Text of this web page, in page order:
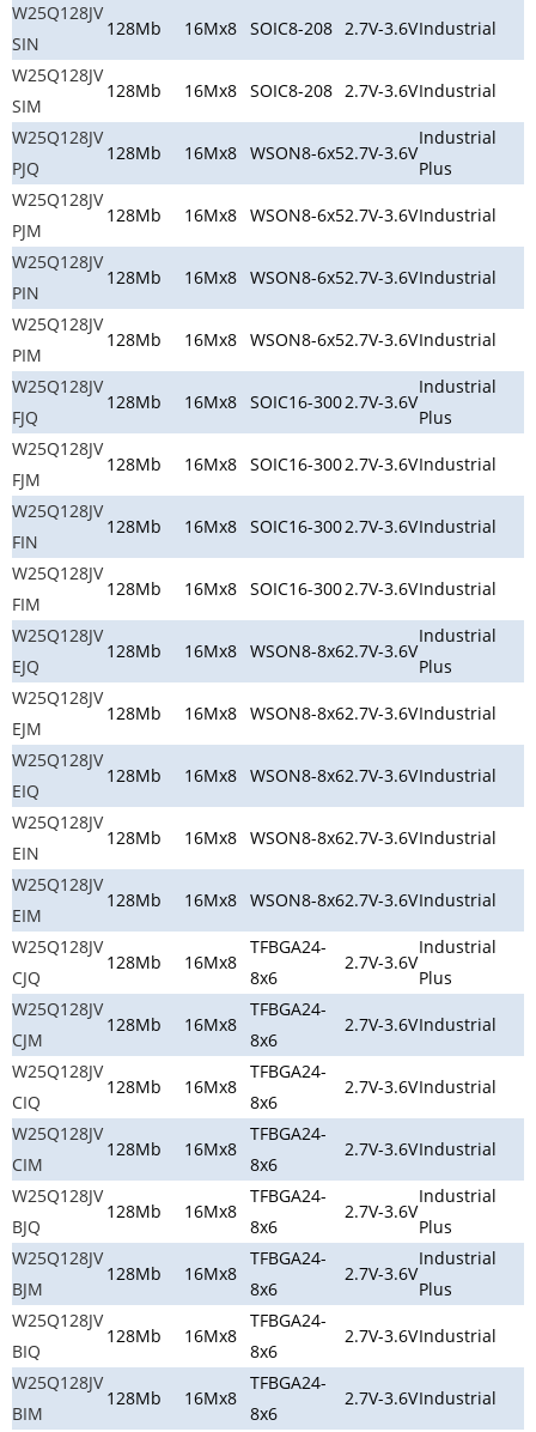
W25Q128JV
SIN
128Mb 16Mx8 SOIC8-208 2.7V-3.6VIndustrial
W25Q128JV
SIM
128Mb 16Mx8 SOIC8-208 2.7V-3.6VIndustrial
W25Q128JV
PJQ
128Mb 16Mx8 WSON8-6x52.7V-3.6V
Industrial
Plus
W25Q128JV
PJM
128Mb 16Mx8 WSON8-6x52.7V-3.6VIndustrial
W25Q128JV
PIN
128Mb 16Mx8 WSON8-6x52.7V-3.6VIndustrial
W25Q128JV
PIM
128Mb 16Mx8 WSON8-6x52.7V-3.6VIndustrial
W25Q128JV
FJQ
128Mb 16Mx8 SOIC16-3002.7V-3.6V
Industrial
Plus
W25Q128JV
FJM
128Mb 16Mx8 SOIC16-3002.7V-3.6VIndustrial
W25Q128JV
FIN
128Mb 16Mx8 SOIC16-3002.7V-3.6VIndustrial
W25Q128JV
FIM
128Mb 16Mx8 SOIC16-3002.7V-3.6VIndustrial
W25Q128JV
EJQ
128Mb 16Mx8 WSON8-8x62.7V-3.6V
Industrial
Plus
W25Q128JV
EJM
128Mb 16Mx8 WSON8-8x62.7V-3.6VIndustrial
W25Q128JV
EIQ
128Mb 16Mx8 WSON8-8x62.7V-3.6VIndustrial
W25Q128JV
EIN
128Mb 16Mx8 WSON8-8x62.7V-3.6VIndustrial
W25Q128JV
EIM
128Mb 16Mx8 WSON8-8x62.7V-3.6VIndustrial
W25Q128JV
CJQ
128Mb 16Mx8
TFBGA24-
8x6
2.7V-3.6V
Industrial
Plus
W25Q128JV
CJM
128Mb 16Mx8
TFBGA24-
8x6
2.7V-3.6VIndustrial
W25Q128JV
CIQ
128Mb 16Mx8
TFBGA24-
8x6
2.7V-3.6VIndustrial
W25Q128JV
CIM
128Mb 16Mx8
TFBGA24-
8x6
2.7V-3.6VIndustrial
W25Q128JV
BJQ
128Mb 16Mx8
TFBGA24-
8x6
2.7V-3.6V
Industrial
Plus
W25Q128JV
BJM
128Mb 16Mx8
TFBGA24-
8x6
2.7V-3.6V
Industrial
Plus
W25Q128JV
BIQ
128Mb 16Mx8
TFBGA24-
8x6
2.7V-3.6VIndustrial
W25Q128JV
BIM
128Mb 16Mx8
TFBGA24-
8x6
2.7V-3.6VIndustrial